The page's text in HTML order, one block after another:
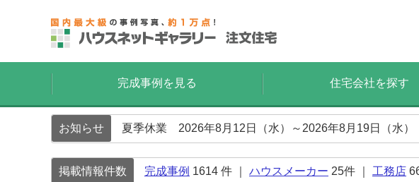
完成事例を見る 住宅会社を探す
お知らせ 夏季休業 2026年8月12日（水）～2026年8月19日（水
掲載情報件数 完成事例 1614 件 ｜ ハウスメーカー 25件 ｜ 工務店